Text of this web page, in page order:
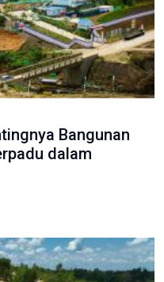
Bangunan
dalam